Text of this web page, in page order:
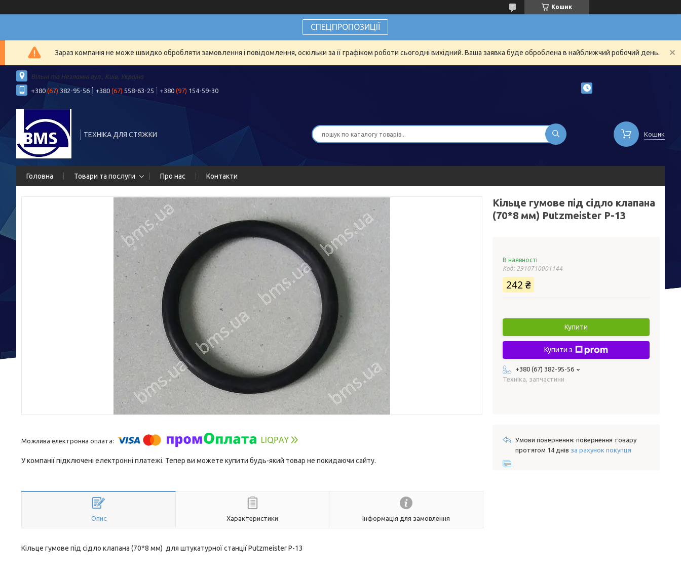
Кошик
СПЕЦПРОПОЗИЦІЇ
Зараз компанія не може швидко обробляти замовлення і повідомлення, оскільки за її графіком роботи сьогодні вихідний. Ваша заявка буде оброблена в найближчий робочий день.
Вільні та Незламні вул., Київ, Україна
+380 (67) 382-95-56 +380 (67) 558-63-25 +380 (97) 154-59-30
ТЕХНІКА ДЛЯ СТЯЖКИ Кошик
Головна Товари та послуги Про нас Контакти
У компанії підключені електронні платежі. Тепер ви можете купити будь-який товар не покидаючи сайту.
Опис Характеристики Інформація для замовлення
Кільце гумове під сідло клапана (70*8 мм) для штукатурної станції Putzmeister Р-13
Кільце гумове під сідло клапана
(70*8 мм) Putzmeister Р-13
В наявності
Код: 2910710001144
242 ₴
Купити
Купити з
+380 (67) 382-95-56
Техніка, запчастини
повернення товару
протягом 14 днів за рахунок покупця